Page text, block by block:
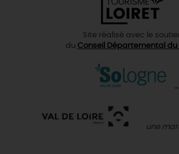
Site réalisé avec le
du Conseil Départemental du
une